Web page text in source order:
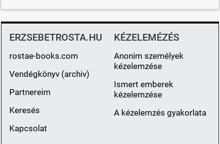
ERZSEBETROSTA.HU
rostae-books.com
Vendégkönyv (archiv)
Partnereim
Keresés
Kapcsolat
KÉZELEMÉZÉS
Anonim személyek
kézelemzése
Ismert emberek
kézelemzése
A kézelemzés gyakorlata